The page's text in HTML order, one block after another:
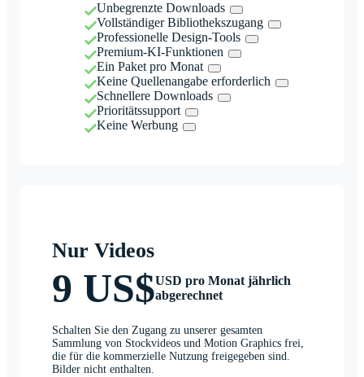
Unbegrenzte Downloads
Vollständiger Bibliothekszugang
Professionelle Design-Tools
Premium-KI-Funktionen
Ein Paket pro Monat
Keine Quellenangabe erforderlich
Schnellere Downloads
Prioritätssupport
Keine Werbung
Nur Videos
9 US$USD pro Monat jährlich
abgerechnet
Schalten Sie den Zugang zu unserer gesamten
Sammlung von Stockvideos und Motion Graphics frei,
die für die kommerzielle Nutzung freigegeben sind.
Bilder nicht enthalten.